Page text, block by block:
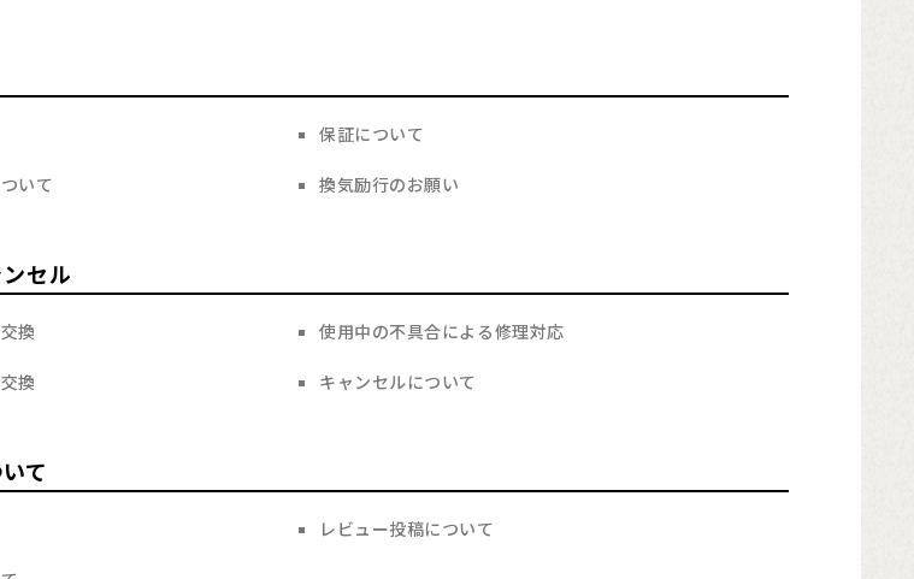
保証について
いて 換気励行のお願い
セル
換 使用中の不具合による修理対応
換 キャンセルについて
て
レビュー投稿について